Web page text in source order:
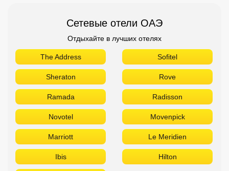
Сетевые отели ОАЭ
Отдыхайте в лучших отелях
The Address Sofitel
Sheraton Rove
Ramada Radisson
Novotel Movenpick
Marriott Le Meridien
Ibis Hilton